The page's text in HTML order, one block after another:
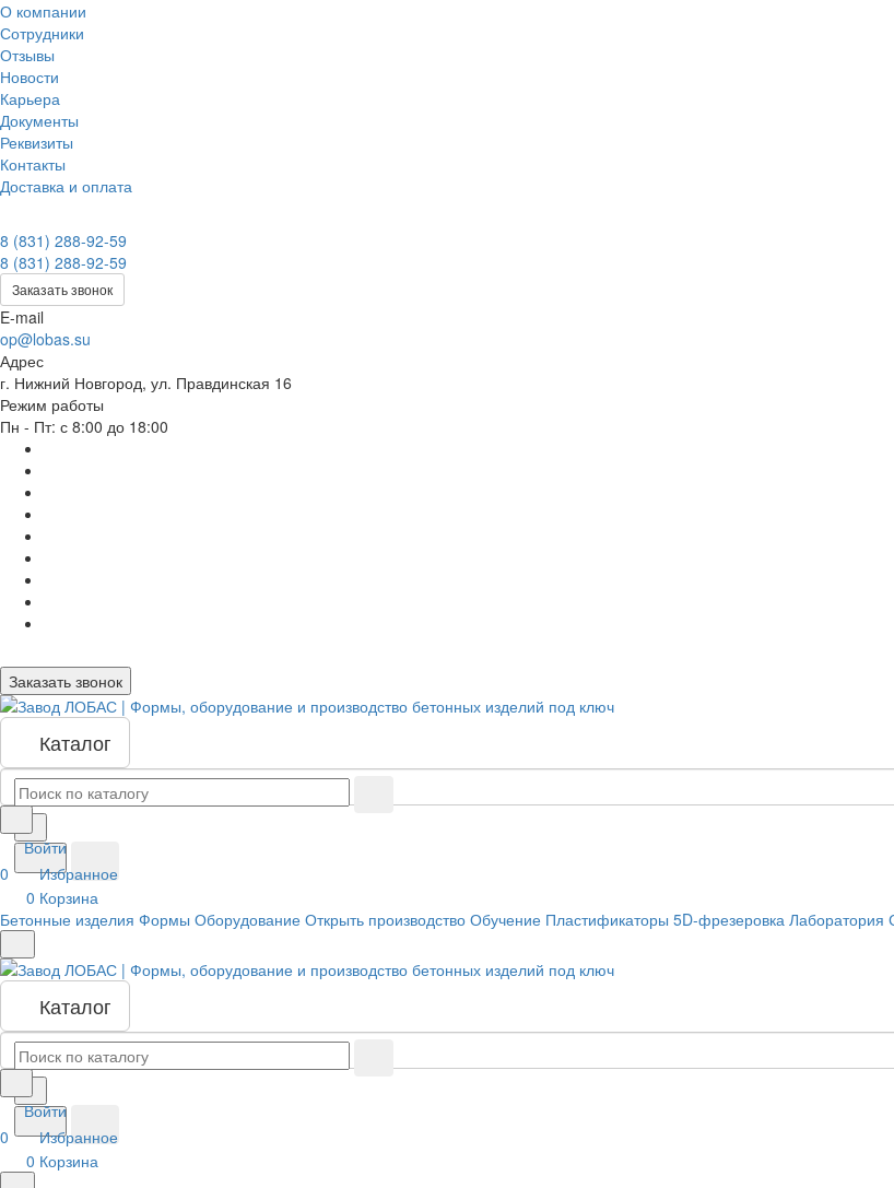
О компании
Сотрудники
Отзывы
Новости
Карьера
Документы
Реквизиты
Контакты
Доставка и оплата
8 (831) 288-92-59
8 (831) 288-92-59
Заказать звонок
E-mail
op@lobas.su
Адрес
г. Нижний Новгород, ул. Правдинская 16
Режим работы
Пн - Пт: с 8:00 до 18:00
Заказать звонок
Каталог
Войти
0
Избранное
0 Корзина
Бетонные изделия Формы Оборудование Открыть производство Обучение Пластификаторы 5D-фрезеровка Лаборатория
Каталог
Войти
0
Избранное
0 Корзина